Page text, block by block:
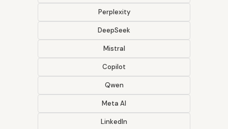
Perplexity
DeepSeek
Mistral
Copilot
Qwen
Meta AI
LinkedIn